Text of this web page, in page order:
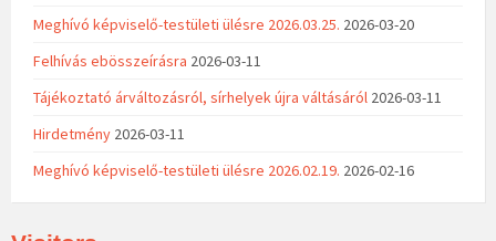
Meghívó képviselő-testületi ülésre 2026.03.25. 2026-03-20
Felhívás ebösszeírásra 2026-03-11
Tájékoztató árváltozásról, sírhelyek újra váltásáról 2026-03-11
Hirdetmény 2026-03-11
Meghívó képviselő-testületi ülésre 2026.02.19. 2026-02-16